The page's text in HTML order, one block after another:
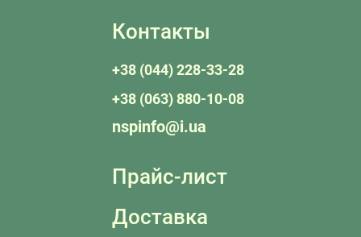
Контакты
+38 (044) 228-33-28
+38 (063) 880-10-08
nspinfo@i.ua
Прайс-лист
Доставка